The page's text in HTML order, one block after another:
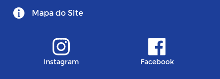
Mapa do Site
Instagram Facebook